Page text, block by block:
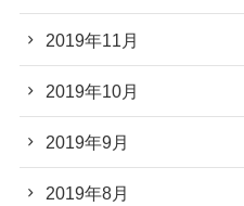
2019年11月
2019年10月
2019年9月
2019年8月